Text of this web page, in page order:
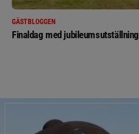
GÄSTBLOGGEN
Finaldag med jubileumsutställning